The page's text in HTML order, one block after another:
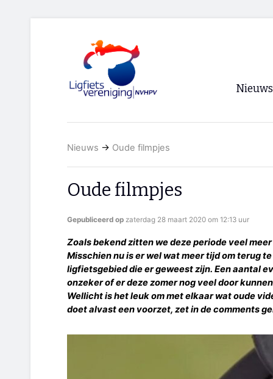
Nieuws
Nieuws → Oude filmpjes
Oude filmpjes
Gepubliceerd op zaterdag 28 maart 2020 om 12:13 uur
Zoals bekend zitten we deze periode veel
Misschien nu is er wel wat meer tijd om terug
ligfietsgebied die er geweest zijn. Een aantal
onzeker of er deze zomer nog veel door
Wellicht is het leuk om met elkaar wat oude
doet alvast een voorzet, zet in de comments